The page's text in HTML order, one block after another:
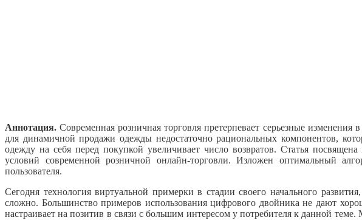
Аннотация. Современная розничная торговля претерпевает серьезные
для динамичной продажи одежды недостаточно рациональных компонентов,
одежду на себя перед покупкой увеличивает число возвратов. Статья
условий современной розничной онлайн-торговли. Изложен оптимальный
пользователя.
Сегодня технология виртуальной примерки в стадии своего начального
сложно. Большинство примеров использования цифрового двойника не дают
настраивает на позитив в связи с большим интересом у потребителя к данной